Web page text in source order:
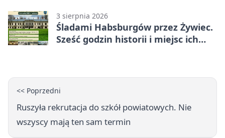
3 sierpnia 2026
Śladami Habsburgów przez Żywiec.
Sześć godzin historii i miejsc ich
<< Poprzedni
Ruszyła rekrutacja do szkół powiatowych. Nie
wszyscy mają ten sam termin